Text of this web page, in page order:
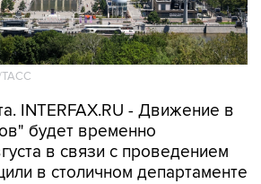
ТАСС
INTERFAX.RU - Движение в
будет временно
в связи с проведением
в столичном департаменте